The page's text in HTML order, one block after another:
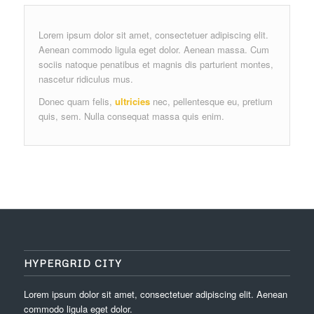
Lorem ipsum dolor sit amet, consectetuer adipiscing elit.
Aenean commodo ligula eget dolor. Aenean massa. Cum
sociis natoque penatibus et magnis dis parturient montes,
nascetur ridiculus mus.
Donec quam felis, ultriciesnec, pellentesque eu, pretium
quis, sem. Nulla consequat massa quis enim.
HYPERGRID CITY
Lorem ipsum dolor sit amet, consectetuer adipiscing elit. Aenean
commodo ligula eget dolor.